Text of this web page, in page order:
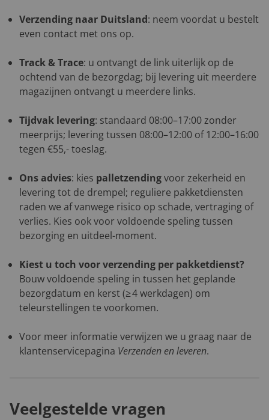
Verzending naar Duitsland: neem voordat u bestelt
even contact met ons op.
Track & Trace: u ontvangt de link uiterlijk op de
ochtend van de bezorgdag; bij levering uit meerdere
magazijnen ontvangt u meerdere links.
Tijdvak levering: standaard 08:00–17:00 zonder
meerprijs; levering tussen 08:00–12:00 of 12:00–16:00
tegen €55,- toeslag.
Ons advies: kies palletzendingvoor zekerheid en
levering tot de drempel; reguliere pakketdiensten
raden we af vanwege risico op schade, vertraging of
verlies. Kies ook voor voldoende speling tussen
bezorging en uitdeel-moment.
Kiest u toch voor verzending per pakketdienst?
Bouw voldoende speling in tussen het geplande
bezorgdatum en kerst (≥ 4 werkdagen) om
teleurstellingen te voorkomen.
Voor meer informatie verwijzen we u graag naar de
klantenservicepagina Verzenden en leveren.
Veelgestelde vragen